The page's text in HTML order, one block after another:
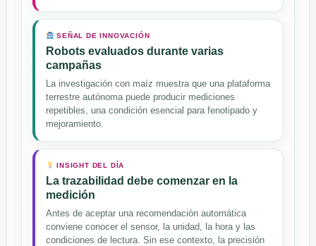
SEÑAL DE INNOVACIÓN
Robots evaluados durante varias
campañas
La investigación con maíz muestra que una plataforma
terrestre autónoma puede producir mediciones
repetibles, una condición esencial para fenotipado y
mejoramiento.
INSIGHT DEL DÍA
La trazabilidad debe comenzar en la
medición
Antes de aceptar una recomendación automática
conviene conocer el sensor, la unidad, la hora y las
condiciones de lectura. Sin ese contexto, la precisión